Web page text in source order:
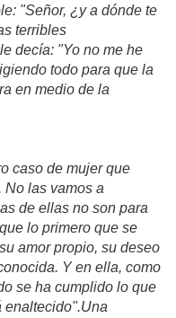
"Señor, ¿y a dónde te
terribles
decía: "Yo no me he
todo para que la
en medio de la
caso de mujer que
No las vamos a
de ellas no son para
lo primero que se
amor propio, su deseo
Y en ella, como
se ha cumplido lo que
enaltecido".Una